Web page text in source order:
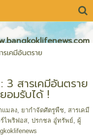
เคมีอันตราย
สารเคมีอันตราย
อมรับได้ !
แมลง, ยากำจัดศัตรูพืช
สารเคมี
ไพริฟอส, ปรกชล อู๋ทรัพย์ ผู้